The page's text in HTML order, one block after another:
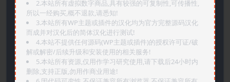
2.本站所有虚拟数字商品,具有较强的可复制性,可传播性,
所以一经购买,概不退款,请悉知!
3.本站所有WP主题或插件的汉化均为官方完整源码汉化
而成并对汉化后的简体汉化进行测试!
4.本站不提供任何源码(WP主题或插件)的授权许可证/破
解或解密/后续升级和安装使用的相关服务!
5.本站所有资源,仅用作学习研究使用,请下载后24小时内
删除,支持正版,勿用作商业用途!